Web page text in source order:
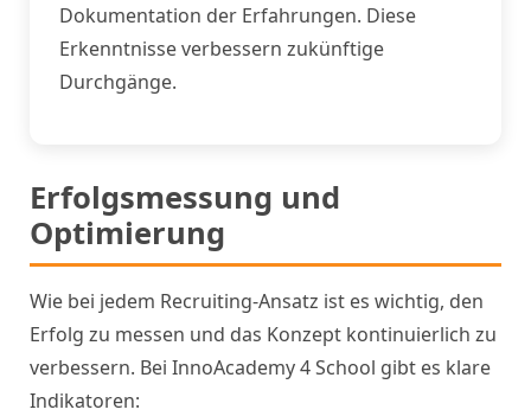
Dokumentation der Erfahrungen. Diese
Erkenntnisse verbessern zukünftige
Durchgänge.
Erfolgsmessung und
Optimierung
Wie bei jedem Recruiting-Ansatz ist es wichtig, den
Erfolg zu messen und das Konzept kontinuierlich zu
verbessern. Bei InnoAcademy 4 School gibt es klare
Indikatoren: